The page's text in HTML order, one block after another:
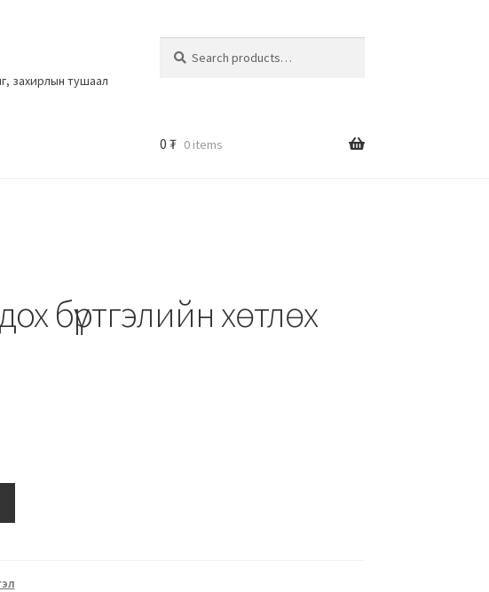
захирлын тушаал
0 ₮ 0 items
бүртгэлийн хөтлөх